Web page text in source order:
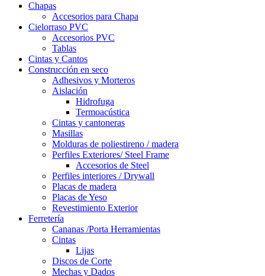
Chapas
Accesorios para Chapa
Cielorraso PVC
Accesorios PVC
Tablas
Cintas y Cantos
Construcción en seco
Adhesivos y Morteros
Aislación
Hidrofuga
Termoacústica
Cintas y cantoneras
Masillas
Molduras de poliestireno / madera
Perfiles Exteriores/ Steel Frame
Accesorios de Steel
Perfiles interiores / Drywall
Placas de madera
Placas de Yeso
Revestimiento Exterior
Ferretería
Cananas /Porta Herramientas
Cintas
Lijas
Discos de Corte
Mechas y Dados